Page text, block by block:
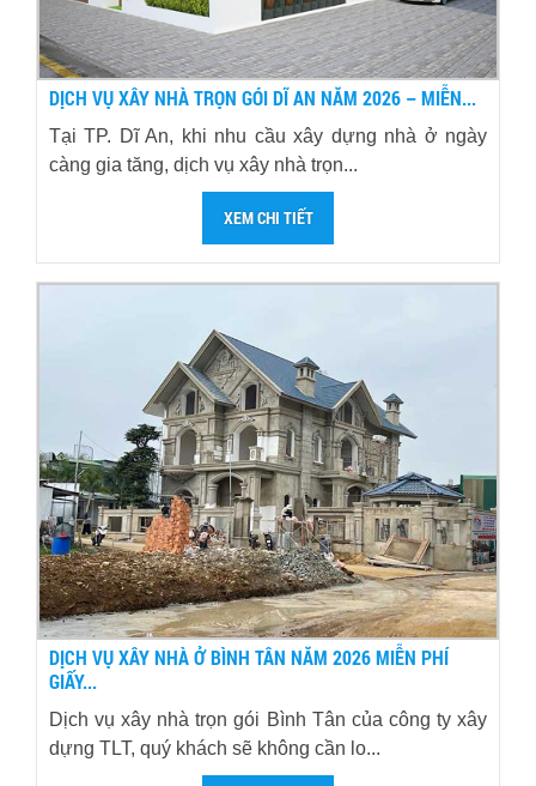
DỊCH VỤ XÂY NHÀ TRỌN GÓI DĨ AN NĂM 2026 – MIỄN...
Tại TP. Dĩ An, khi nhu cầu xây dựng nhà ở ngày
càng gia tăng, dịch vụ xây nhà trọn...
XEM CHI TIẾT
DỊCH VỤ XÂY NHÀ Ở BÌNH TÂN NĂM 2026 MIỄN PHÍ
GIẤY...
Dịch vụ xây nhà trọn gói Bình Tân của công ty xây
dựng TLT, quý khách sẽ không cần lo...